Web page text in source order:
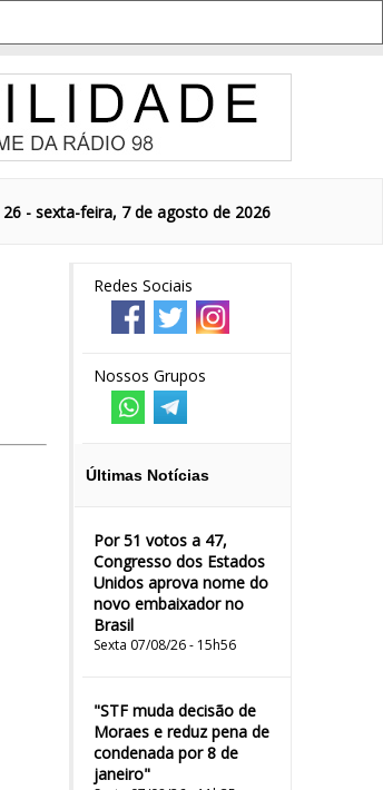
- sexta-feira, 7 de agosto de 2026
Redes Sociais
Nossos Grupos
Últimas Notícias
Por 51 votos a 47,
Congresso dos Estados
Unidos aprova nome do
novo embaixador no
Brasil
Sexta 07/08/26 - 15h56
"STF muda decisão de
Moraes e reduz pena de
condenada por 8 de
janeiro"